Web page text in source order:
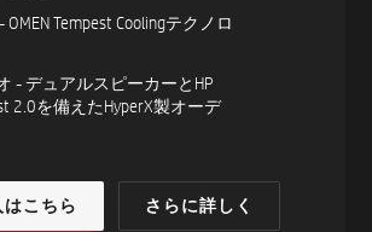
Tempest Coolingテクノロ
- デュアルスピーカーとHP
2.0を備えたHyperX製オーデ
はこちら さらに詳しく